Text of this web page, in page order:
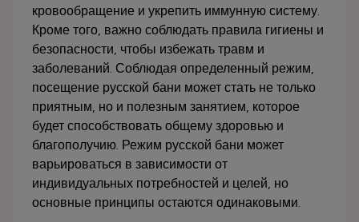
кровообращение и укрепить иммунную систему.
Кроме того, важно соблюдать правила гигиены и
безопасности, чтобы избежать травм и
заболеваний. Соблюдая определенный режим,
посещение русской бани может стать не только
приятным, но и полезным занятием, которое
будет способствовать общему здоровью и
благополучию. Режим русской бани может
варьироваться в зависимости от
индивидуальных потребностей и целей, но
основные принципы остаются одинаковыми.